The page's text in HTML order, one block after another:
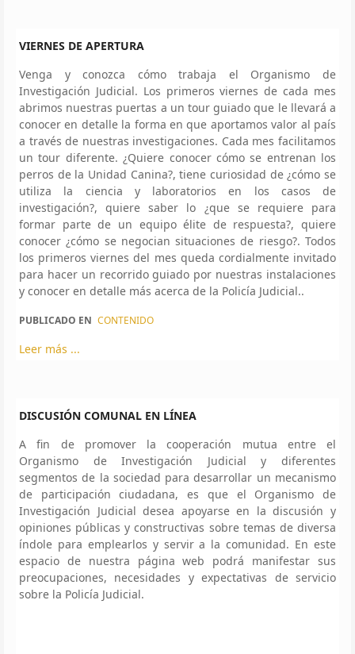
VIERNES DE APERTURA
Venga y conozca cómo trabaja el Organismo de
Investigación Judicial. Los primeros viernes de cada mes
abrimos nuestras puertas a un tour guiado que le llevará a
conocer en detalle la forma en que aportamos valor al país
a través de nuestras investigaciones. Cada mes facilitamos
un tour diferente. ¿Quiere conocer cómo se entrenan los
perros de la Unidad Canina?, tiene curiosidad de ¿cómo se
utiliza la ciencia y laboratorios en los casos de
investigación?, quiere saber lo ¿que se requiere para
formar parte de un equipo élite de respuesta?, quiere
conocer ¿cómo se negocian situaciones de riesgo?. Todos
los primeros viernes del mes queda cordialmente invitado
para hacer un recorrido guiado por nuestras instalaciones
y conocer en detalle más acerca de la Policía Judicial..
PUBLICADO EN CONTENIDO
Leer más ...
DISCUSIÓN COMUNAL EN LÍNEA
A fin de promover la cooperación mutua entre el
Organismo de Investigación Judicial y diferentes
segmentos de la sociedad para desarrollar un mecanismo
de participación ciudadana, es que el Organismo de
Investigación Judicial desea apoyarse en la discusión y
opiniones públicas y constructivas sobre temas de diversa
índole para emplearlos y servir a la comunidad. En este
espacio de nuestra página web podrá manifestar sus
preocupaciones, necesidades y expectativas de servicio
sobre la Policía Judicial.